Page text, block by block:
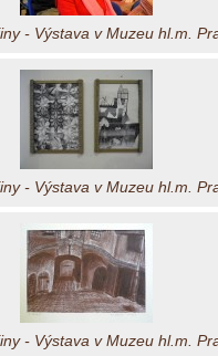
- Výstava v Muzeu hl.m.
- Výstava v Muzeu hl.m.
- Výstava v Muzeu hl.m.